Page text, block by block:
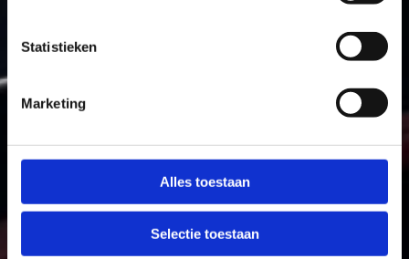
Statistieken
Marketing
Alles toestaan
Selectie toestaan